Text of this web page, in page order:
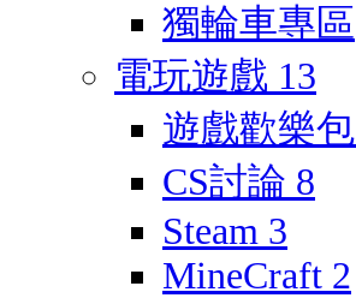
獨輪車專區
電玩遊戲 13
遊戲歡樂包
CS討論 8
Steam 3
MineCraft 2